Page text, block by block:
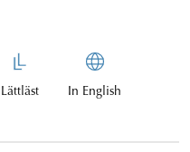
Lättläst In English